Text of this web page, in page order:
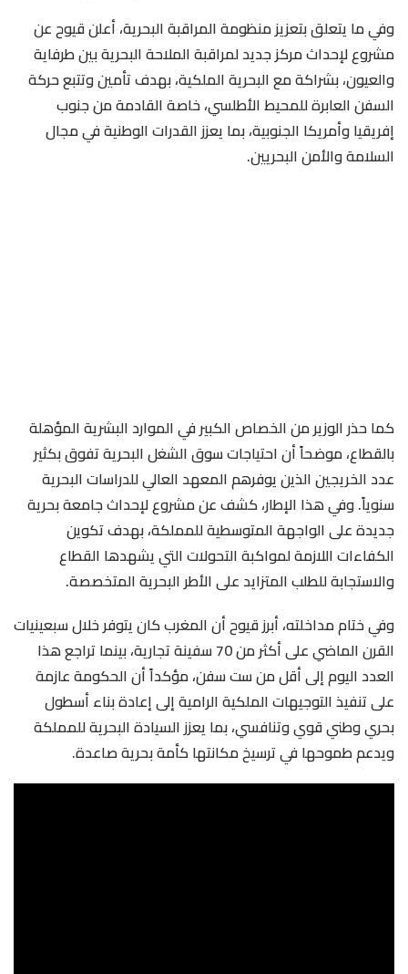
وفي ما يتعلق بتعزيز منظومة المراقبة البحرية، أعلن قيوح عن
مشروع لإحداث مركز جديد لمراقبة الملاحة البحرية بين طرفاية
والعيون، بشراكة مع البحرية الملكية، بهدف تأمين وتتبع حركة
السفن العابرة للمحيط الأطلسي، خاصة القادمة من جنوب
إفريقيا وأمريكا الجنوبية، بما يعزز القدرات الوطنية في مجال
السلامة والأمن البحريين.
كما حذر الوزير من الخصاص الكبير في الموارد البشرية المؤهلة
بالقطاع، موضحاً أن احتياجات سوق الشغل البحرية تفوق بكثير
عدد الخريجين الذين يوفرهم المعهد العالي للدراسات البحرية
سنوياً. وفي هذا الإطار، كشف عن مشروع لإحداث جامعة بحرية
جديدة على الواجهة المتوسطية للمملكة، بهدف تكوين
الكفاءات اللازمة لمواكبة التحولات التي يشهدها القطاع
والاستجابة للطلب المتزايد على الأطر البحرية المتخصصة.
وفي ختام مداخلته، أبرز قيوح أن المغرب كان يتوفر خلال سبعينيات
القرن الماضي على أكثر من 70 سفينة تجارية، بينما تراجع هذا
العدد اليوم إلى أقل من ست سفن، مؤكداً أن الحكومة عازمة
على تنفيذ التوجيهات الملكية الرامية إلى إعادة بناء أسطول
بحري وطني قوي وتنافسي، بما يعزز السيادة البحرية للمملكة
ويدعم طموحها في ترسيخ مكانتها كأمة بحرية صاعدة.